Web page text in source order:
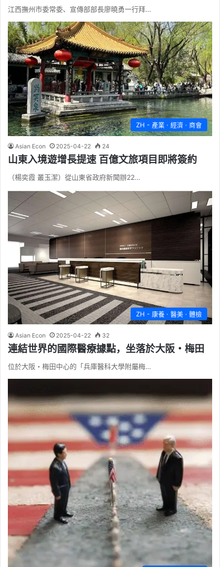
江西撫州市委常委、宣傳部部長廖曉勇一行拜…
ZH - 產業 · 經濟 · 商會
Asian Econ 2025-04-22 24
山東入境遊增長提速 百億文旅項目即將簽約
（楊奕霞 叢玉潔）從山東省政府新聞辦22…
ZH - 康養 · 醫美 · 體檢
Asian Econ 2025-04-22 32
連結世界的國際醫療據點，坐落於大阪・梅田
位於大阪・梅田中心的「兵庫醫科大學附屬梅…